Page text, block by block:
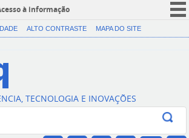
à informação
CORONAVÍRUS (COVID-19)
Canais
ALTO CONTRASTE MAPA DO SITE
TECNOLOGIA E INOVAÇÕES